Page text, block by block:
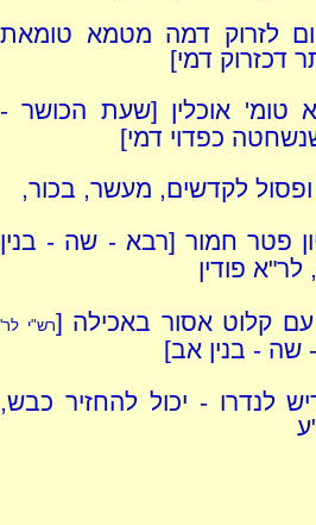
לזרוק דמה מטמא טומאת
דכזרוק דמי]
טומ' אוכלין [שעת הכושר -
כפדוי דמי]
לקדשים, מעשר, בכור,
פטר חמור [רבא - שה - בנין
לר"א פודין
קלוט אסור באכילה [רש"י לר'
שה - בנין אב]
לנדרו - יכול להחזיר כבש,